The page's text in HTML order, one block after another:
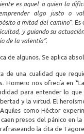
es aquel a quien la
algo justo o
a mitad del camino”. Es
y guiando su
de la valentía”.
de algunos. Se aplica
de una cualidad que
Homero nos ofrecía en
para entender lo que
y la virtud. El
como Héctor
presos del pánico en la
la cita de